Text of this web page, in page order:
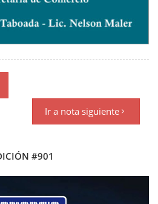
Ir a nota siguiente
#901